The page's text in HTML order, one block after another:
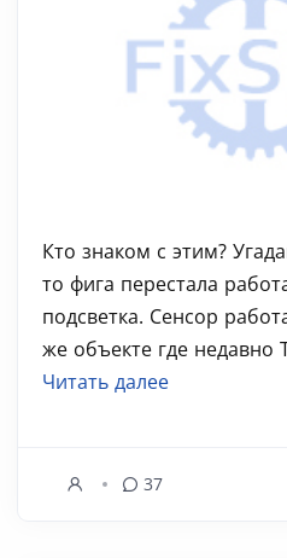
Кто знаком с этим?
то фига перестала
подсветка. Сенсор
же объекте где недавно
Читать далее
37